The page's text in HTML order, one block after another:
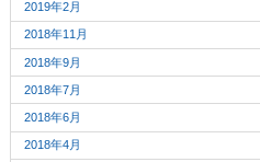
2019年2月
2018年11月
2018年9月
2018年7月
2018年6月
2018年4月